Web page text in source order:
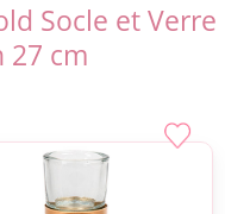
dès 89 € ! *
4X sans frais
Socle et Verre
27 cm